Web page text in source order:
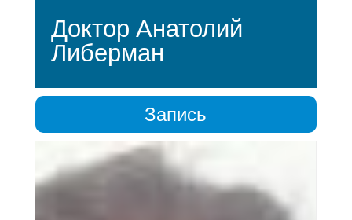
Доктор Анатолий
Либерман
Запись